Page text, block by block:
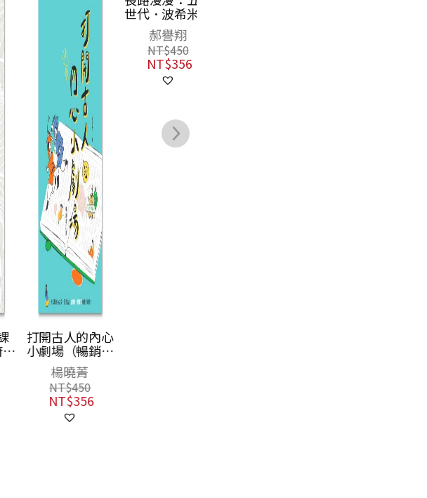
打開古人的內心
小劇場（暢銷增
訂版）：15篇核
心古文，透視古
人各種內心糾
結，古文閱讀一
把抓！
楊曉菁
NT$450
NT$356
長路漫漫：五四
世代．波希米亞